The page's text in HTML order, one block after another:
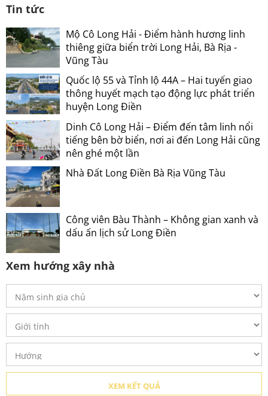
Tin tức
Mộ Cô Long Hải - Điểm hành hương linh
thiêng giữa biển trời Long Hải, Bà Rịa -
Vũng Tàu
Quốc lộ 55 và Tỉnh lộ 44A – Hai tuyến giao
thông huyết mạch tạo động lực phát triển
huyện Long Điền
Dinh Cô Long Hải – Điểm đến tâm linh nổi
tiếng bên bờ biển, nơi ai đến Long Hải cũng
nên ghé một lần
Nhà Đất Long Điền Bà Rịa Vũng Tàu
Công viên Bàu Thành – Không gian xanh và
dấu ấn lịch sử Long Điền
Xem hướng xây nhà